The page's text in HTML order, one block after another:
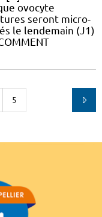
ovocyte
seront micro-
le lendemain (J1)
5